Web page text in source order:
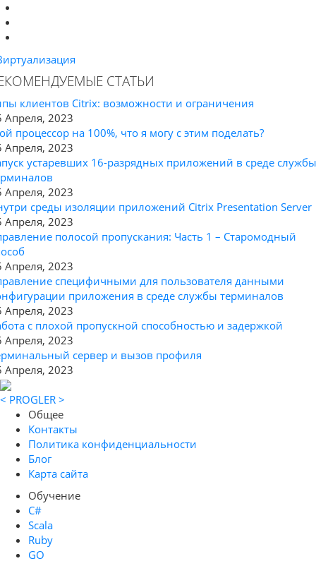
СТАТЬИ
клиентов Citrix: возможности и ограничения
Апреля, 2023
процессор на 100%, что я могу с этим поделать?
Апреля, 2023
устаревших 16-разрядных приложений в среде службы
Апреля, 2023
среды изоляции приложений Citrix Presentation Server
Апреля, 2023
полосой пропускания: Часть 1 – Старомодный
Апреля, 2023
специфичными для пользователя данными
приложения в среде службы терминалов
Апреля, 2023
с плохой пропускной способностью и задержкой
Апреля, 2023
сервер и вызов профиля
Апреля, 2023
< PROGLER >
Общее
Контакты
Политика конфиденциальности
Блог
Карта сайта
Обучение
C#
Scala
Ruby
GO